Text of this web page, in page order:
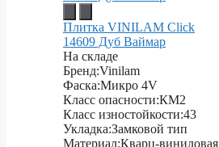
Плитка VINILAM Click
14609 Дуб Ваймар
На складе
Бренд:Vinilam
Фаска:Микро 4V
Класс опасности:КМ2
Класс изностойкости:43
Укладка:Замковой тип
Материал:Кварц-виниловая